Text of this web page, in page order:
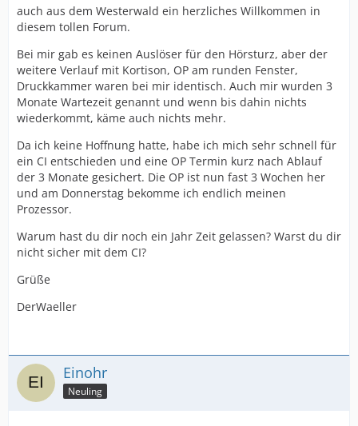
auch aus dem Westerwald ein herzliches Willkommen in
diesem tollen Forum.
Bei mir gab es keinen Auslöser für den Hörsturz, aber der
weitere Verlauf mit Kortison, OP am runden Fenster,
Druckkammer waren bei mir identisch. Auch mir wurden 3
Monate Wartezeit genannt und wenn bis dahin nichts
wiederkommt, käme auch nichts mehr.
Da ich keine Hoffnung hatte, habe ich mich sehr schnell für
ein CI entschieden und eine OP Termin kurz nach Ablauf
der 3 Monate gesichert. Die OP ist nun fast 3 Wochen her
und am Donnerstag bekomme ich endlich meinen
Prozessor.
Warum hast du dir noch ein Jahr Zeit gelassen? Warst du dir
nicht sicher mit dem CI?
Grüße
DerWaeller
Einohr
Neuling